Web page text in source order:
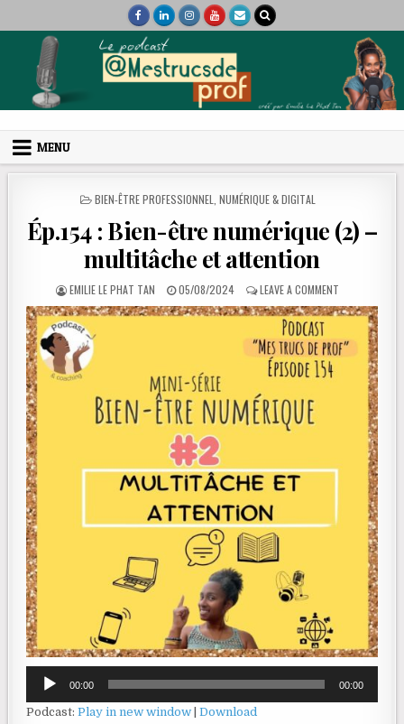
Mes trucs de prof
MENU
POSTED IN
BIEN-ÊTRE PROFESSIONNEL NUMÉRIQUE & DIGITAL
Ép.154 : Bien-être numérique (2) –
multitâche et attention
AUTHOR:
EMILIE LE PHAT TAN PUBLISHED DATE:
05/08/2024 LEAVE A COMMENT
Lecteur
audio
00:00 00:00
Podcast:Play in new window |Download